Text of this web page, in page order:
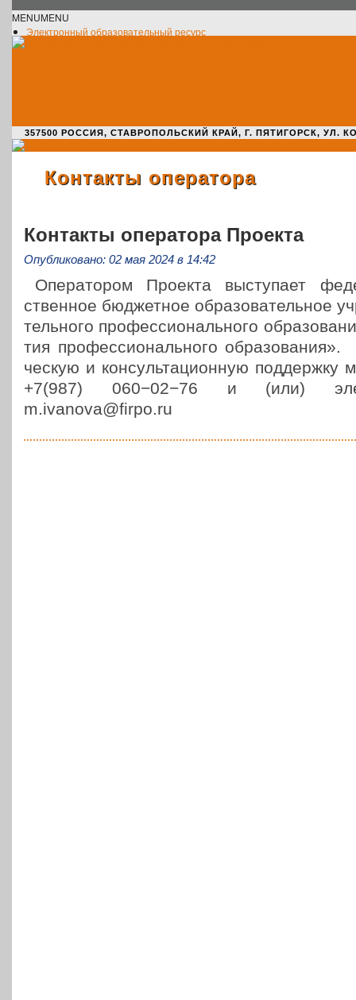
MENUMENU
Электронный образовательный ресурс
357500 РОССИЯ, СТАВРОПОЛЬСКИЙ КРАЙ, Г. ПЯТИГОРСК, УЛ.
Контакты оператора
Контакты оператора Проекта
Опубликовано: 02 мая 2024 в 14:42
Опе­ра­то­ром Проекта высту­па­ет
ствен­ное бюд­жет­ное обра­зо­ва­тель­ное
тель­но­го про­фес­си­о­наль­но­го
тия про­фес­си­о­наль­но­го
че­скую и кон­суль­та­ци­он­ную под­держ­ку
+7(987) 060−02−76 и (или)
m.ivanova@firpo.ru